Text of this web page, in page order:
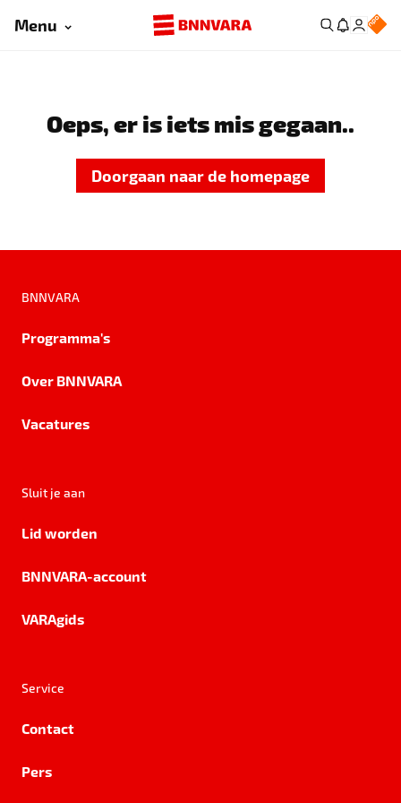
Menu
Oeps, er is iets mis gegaan..
Doorgaan naar de homepage
BNNVARA
Programma's
Over BNNVARA
Vacatures
Sluit je aan
Lid worden
BNNVARA-account
VARAgids
Service
Contact
Pers